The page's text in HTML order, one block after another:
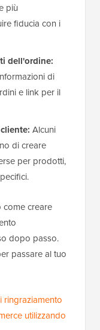
più
fiducia con i
dell'ordine:
di
e link per il
Alcuni
di creare
per prodotti,
come creare
dopo passo.
passare al tuo
ringraziamento
utilizzando